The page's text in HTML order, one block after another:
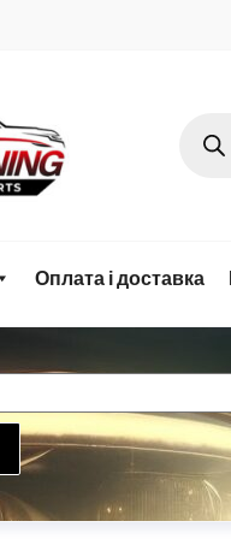
Оплата і доставка